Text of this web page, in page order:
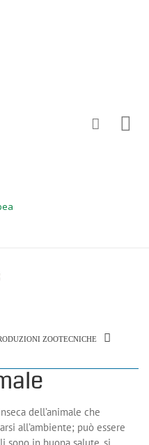
ZOOTECNICHE
dell’animale che
all’ambiente; può essere